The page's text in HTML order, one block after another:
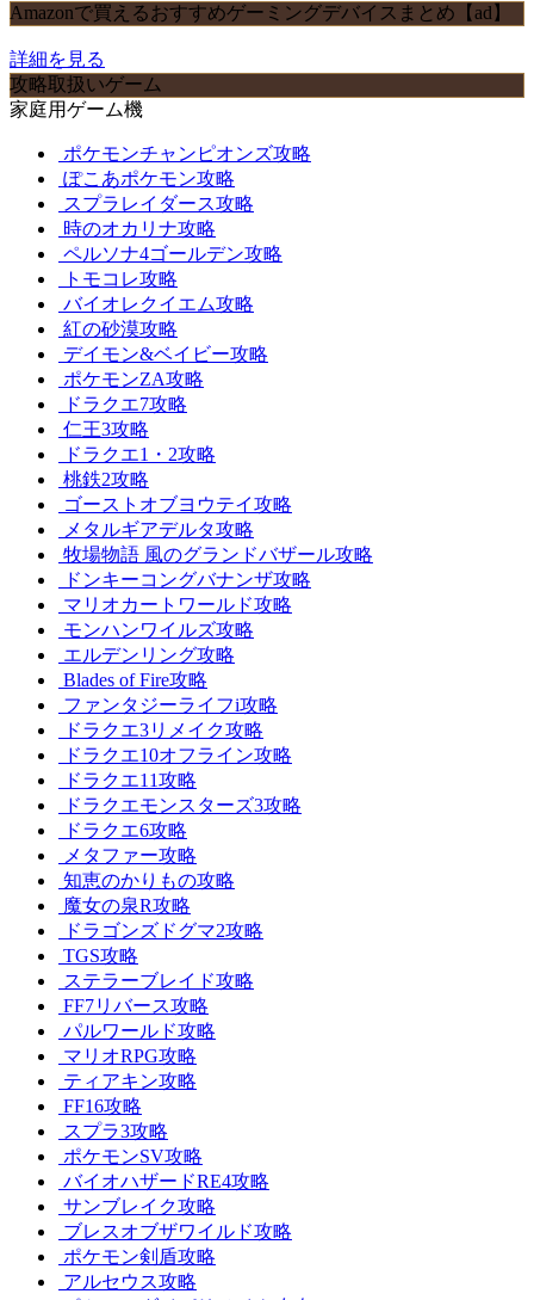
Amazonで買えるおすすめゲーミングデバイスまとめ【ad】
詳細を見る
攻略取扱いゲーム
家庭用ゲーム機
ポケモンチャンピオンズ攻略
ぽこあポケモン攻略
スプラレイダース攻略
時のオカリナ攻略
ペルソナ4ゴールデン攻略
トモコレ攻略
バイオレクイエム攻略
紅の砂漠攻略
デイモン&ベイビー攻略
ポケモンZA攻略
ドラクエ7攻略
仁王3攻略
ドラクエ1・2攻略
桃鉄2攻略
ゴーストオブヨウテイ攻略
メタルギアデルタ攻略
牧場物語 風のグランドバザール攻略
ドンキーコングバナンザ攻略
マリオカートワールド攻略
モンハンワイルズ攻略
エルデンリング攻略
Blades of Fire攻略
ファンタジーライフi攻略
ドラクエ3リメイク攻略
ドラクエ10オフライン攻略
ドラクエ11攻略
ドラクエモンスターズ3攻略
ドラクエ6攻略
メタファー攻略
知恵のかりもの攻略
魔女の泉R攻略
ドラゴンズドグマ2攻略
TGS攻略
ステラーブレイド攻略
FF7リバース攻略
パルワールド攻略
マリオRPG攻略
ティアキン攻略
FF16攻略
スプラ3攻略
ポケモンSV攻略
バイオハザードRE4攻略
サンブレイク攻略
ブレスオブザワイルド攻略
ポケモン剣盾攻略
アルセウス攻略